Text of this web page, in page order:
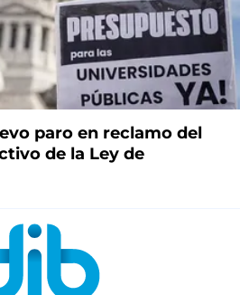
paro en reclamo del
de la Ley de